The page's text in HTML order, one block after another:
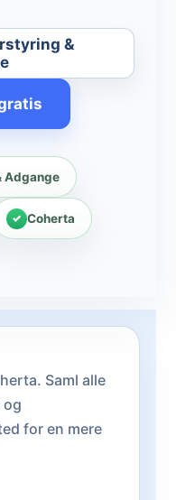
&
Adgange
Coherta
Saml alle
og
for en mere